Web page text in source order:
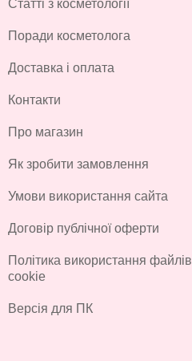
Статті з косметології
Поради косметолога
Доставка і оплата
Контакти
Про магазин
Як зробити замовлення
Умови використання сайта
Договір публічної оферти
Політика використання файлів
cookie
Версія для ПК